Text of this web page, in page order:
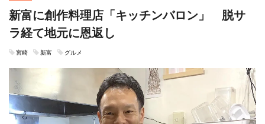
新富に創作料理店「キッチンバロン」 脱サ
ラ経て地元に恩返し
宮崎 新富 グルメ